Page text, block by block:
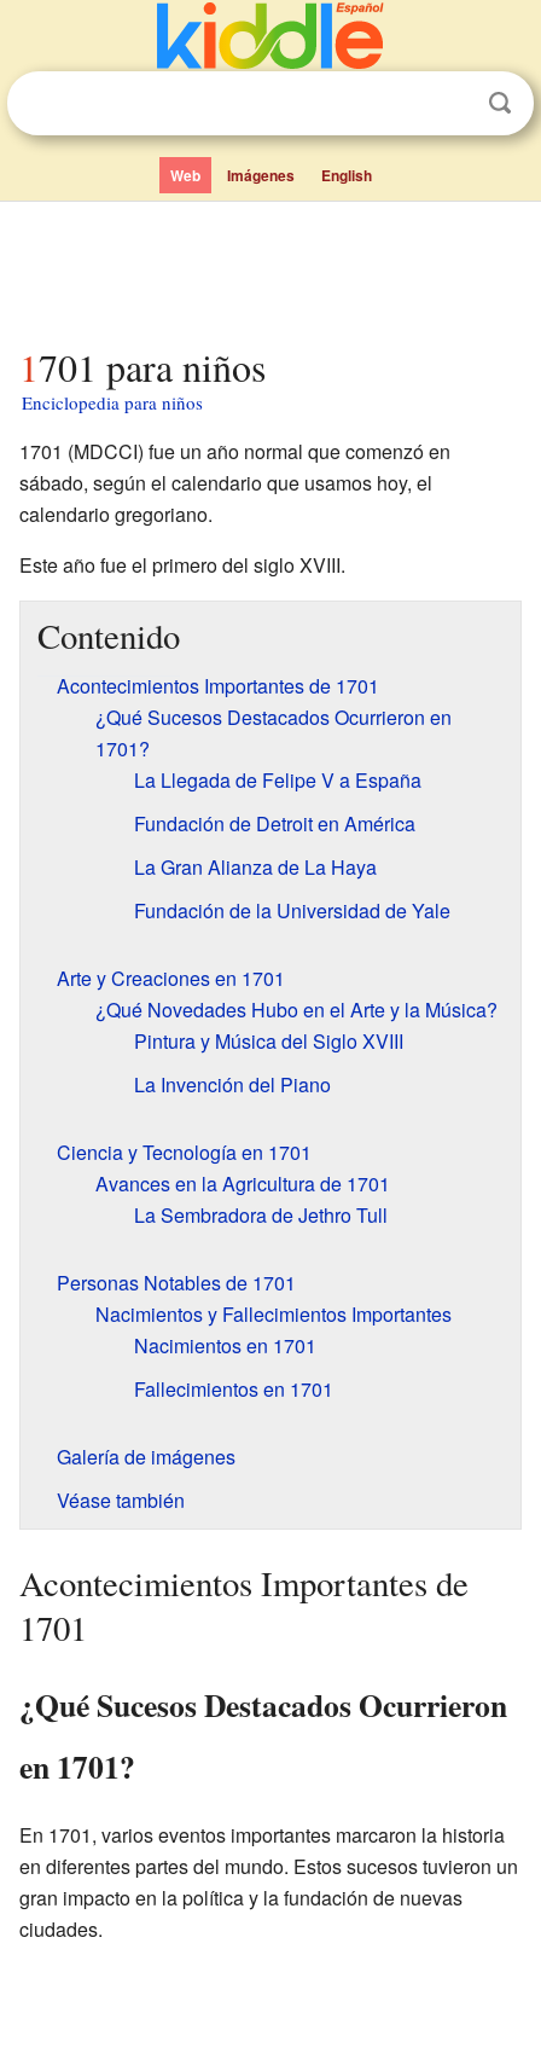
Web Imágenes English
1701 para niños
Enciclopedia para niños
1701 (MDCCI) fue un año normal que comenzó en
sábado, según el calendario que usamos hoy, el
calendario gregoriano.
Este año fue el primero del siglo XVIII.
Contenido
Acontecimientos Importantes de 1701
¿Qué Sucesos Destacados Ocurrieron en
1701?
La Llegada de Felipe V a España
Fundación de Detroit en América
La Gran Alianza de La Haya
Fundación de la Universidad de Yale
Arte y Creaciones en 1701
¿Qué Novedades Hubo en el Arte y la Música?
Pintura y Música del Siglo XVIII
La Invención del Piano
Ciencia y Tecnología en 1701
Avances en la Agricultura de 1701
La Sembradora de Jethro Tull
Personas Notables de 1701
Nacimientos y Fallecimientos Importantes
Nacimientos en 1701
Fallecimientos en 1701
Galería de imágenes
Véase también
Acontecimientos Importantes de
1701
¿Qué Sucesos Destacados Ocurrieron
en 1701?
En 1701, varios eventos importantes marcaron la historia
en diferentes partes del mundo. Estos sucesos tuvieron un
gran impacto en la política y la fundación de nuevas
ciudades.